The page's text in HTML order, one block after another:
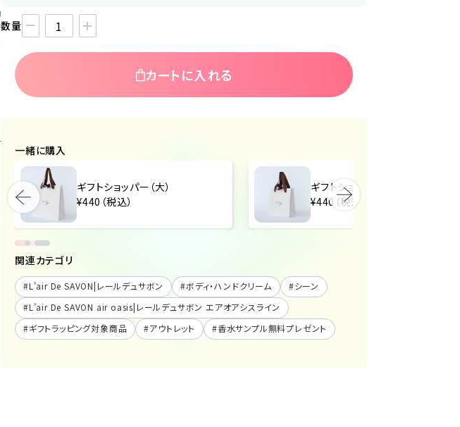
数量
カートに入れる
一緒に購入
ギフトショッパー（大）
¥440（税込）
ギフトショッパー（中）
¥440（税込）
関連カテゴリ
#L’air De SAVON|レールデュサボン #ボディ・ハンドクリーム #シーン
#L’air De SAVON air oasis|レールデュサボン エアオアシスライン
#ギフトラッピング対象商品 #アウトレット #香水サンプル無料プレゼント